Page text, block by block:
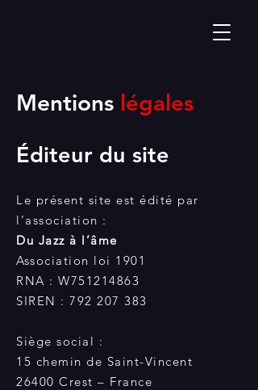
Mentions légales
Éditeur du site
Le présent site est édité par
l’association :
Du Jazz à l’âme
Association loi 1901
RNA : W751214863
SIREN : 792 207 383
Siège social :
15 chemin de Saint-Vincent
26400 Crest – France